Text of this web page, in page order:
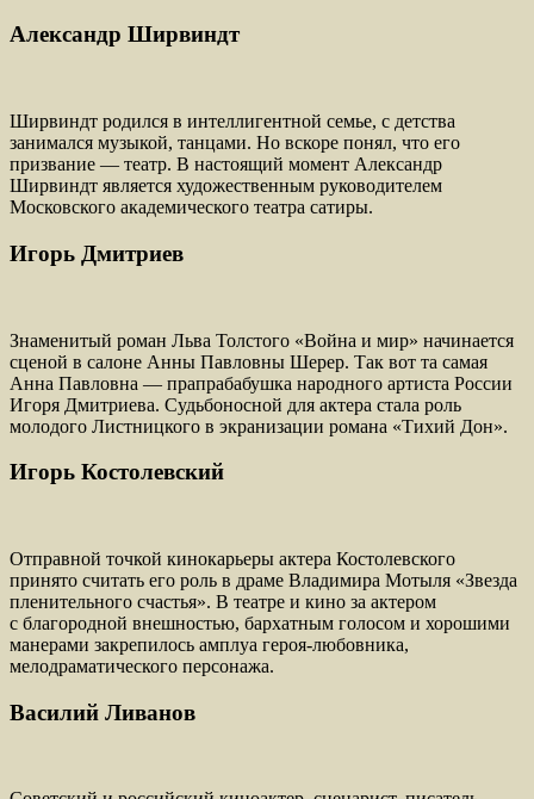
Александр Ширвиндт
Ширвиндт родился в интеллигентной семье, с детства
занимался музыкой, танцами. Но вскоре понял, что его
призвание — театр. В настоящий момент Александр
Ширвиндт является художественным руководителем
Московского академического театра сатиры.
Игорь Дмитриев
Знаменитый роман Льва Толстого «Война и мир» начинается
сценой в салоне Анны Павловны Шерер. Так вот та самая
Анна Павловна — прапрабабушка народного артиста России
Игоря Дмитриева. Судьбоносной для актера стала роль
молодого Листницкого в экранизации романа «Тихий Дон».
Игорь Костолевский
Отправной точкой кинокарьеры актера Костолевского
принято считать его роль в драме Владимира Мотыля «Звезда
пленительного счастья». В театре и кино за актером
с благородной внешностью, бархатным голосом и хорошими
манерами закрепилось амплуа героя-любовника,
мелодраматического персонажа.
Василий Ливанов